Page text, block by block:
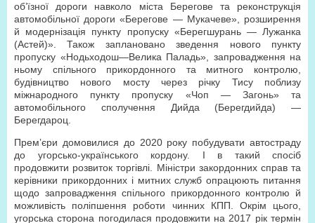
об’їзної дороги навколо міста Берегове та реконструкція
автомобільної дороги «Берегове — Мукачеве», розширення
й модернізація пункту пропуску «Берегшурань — Лужанка
(Астей)». Також заплановано зведення нового пункту
пропуску «Нодьходош—Велика Паладь», запровадження на
ньому спільного прикордонного та митного контролю,
будівництво нового мосту через річку Тису поблизу
міжнародного пункту пропуску «Чоп — Загонь» та
автомобільного сполучення Дийда (Берегдийда) —
Берегдароц.
Прем’єри домовилися до 2020 року побудувати автостраду
до угорсько-українського кордону. І в такий спосіб
продовжити розвиток торгівлі. Міністри закордонних справ та
керівники прикордонних і митних служб опрацюють питання
щодо запровадження спільного прикордонного контролю й
можливість поліпшення роботи чинних КПП. Окрім цього,
угорська сторона погодилася продовжити на 2017 рік термін